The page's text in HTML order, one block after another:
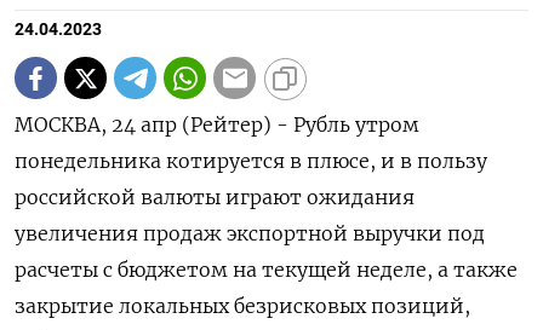
24.04.2023
МОСКВА, 24 апр (Рейтер) - Рубль утром
понедельника котируется в плюсе, и в пользу
российской валюты играют ожидания
увеличения продаж экспортной выручки под
расчеты с бюджетом на текущей неделе, а также
закрытие локальных безрисковых позиций,